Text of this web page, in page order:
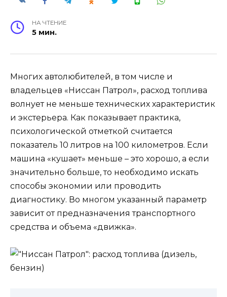
НА ЧТЕНИЕ
5 мин.
Многих автолюбителей, в том числе и
владельцев «Ниссан Патрол», расход топлива
волнует не меньше технических характеристик
и экстерьера. Как показывает практика,
психологической отметкой считается
показатель 10 литров на 100 километров. Если
машина «кушает» меньше – это хорошо, а если
значительно больше, то необходимо искать
способы экономии или проводить
диагностику. Во многом указанный параметр
зависит от предназначения транспортного
средства и объема «движка».